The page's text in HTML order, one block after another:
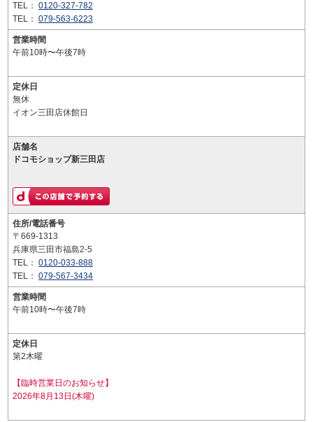
TEL： 0120-327-782
TEL： 079-563-6223
営業時間
午前10時〜午後7時
定休日
無休
イオン三田店休館日
店舗名
ドコモショップ新三田店
住所/電話番号
〒669-1313
兵庫県三田市福島2-5
TEL： 0120-033-888
TEL： 079-567-3434
営業時間
午前10時〜午後7時
定休日
第2木曜
【臨時営業日のお知らせ】
2026年8月13日(木曜)